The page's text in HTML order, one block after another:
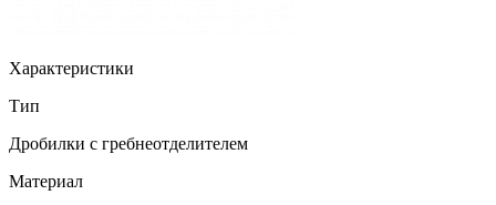
Характеристики
Тип
Дробилки с гребнеотделителем
Материал